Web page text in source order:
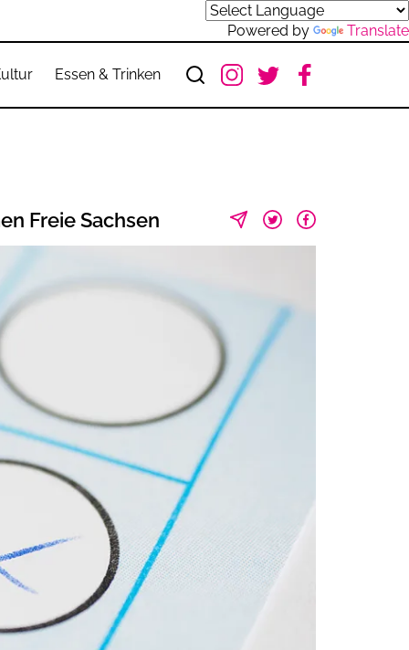
Powered by Translate
Essen & Trinken
Freie Sachsen